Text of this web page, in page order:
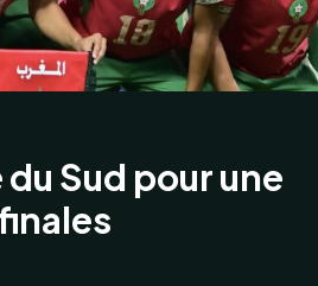
Sud pour une